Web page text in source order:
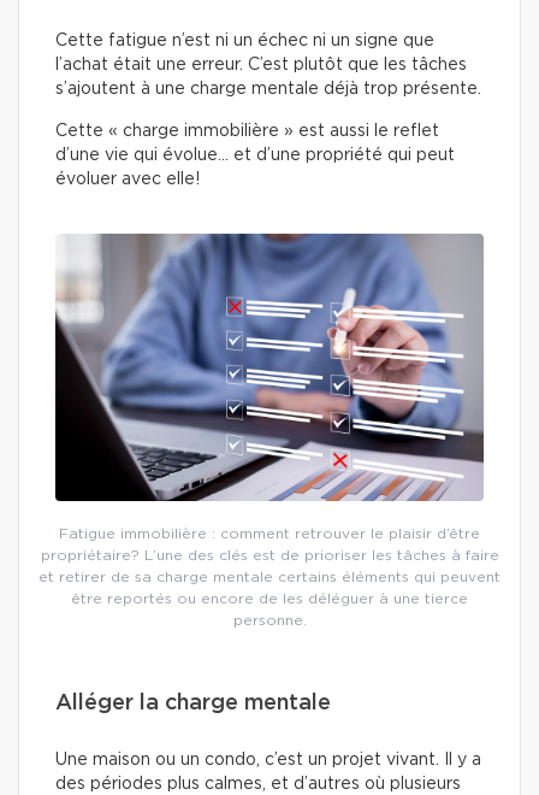
Cette fatigue n’est ni un échec ni un signe que
l’achat était une erreur. C’est plutôt que les tâches
s’ajoutent à une charge mentale déjà trop présente.
Cette « charge immobilière » est aussi le reflet
d’une vie qui évolue… et d’une propriété qui peut
évoluer avec elle!
Fatigue immobilière : comment retrouver le plaisir d’être
propriétaire? L’une des clés est de prioriser les tâches à faire
et retirer de sa charge mentale certains éléments qui peuvent
être reportés ou encore de les déléguer à une tierce
personne.
Alléger la charge mentale
Une maison ou un condo, c’est un projet vivant. Il y a
des périodes plus calmes, et d’autres où plusieurs